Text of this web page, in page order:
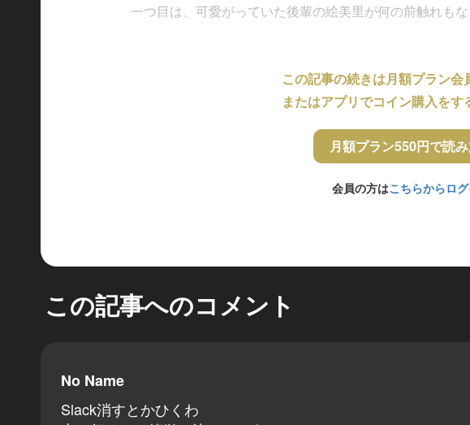
一つ目は、可愛がっていた後輩の絵美里が何の前触れも
この記事の続きは月額プラン会
またはアプリでコイン購入をす
月額プラン550円で読
会員の方はこちらからロ
この記事へのコメント
No Name
Slack消すとかひくわ